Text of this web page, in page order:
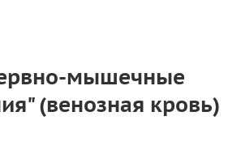
мышечные
(венозная кровь)